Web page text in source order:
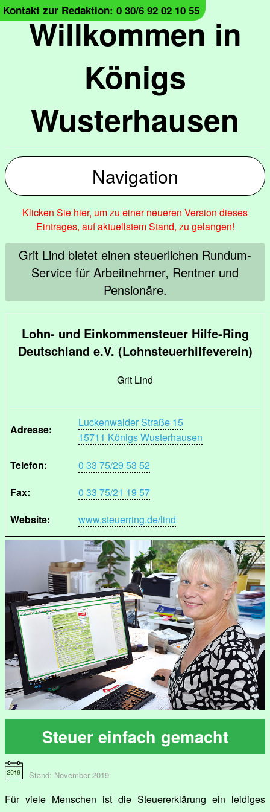
Willkommen in
Königs
Wusterhausen
Kontakt zur Redaktion: 0 30/6 92 02 10 55
Navigation
Klicken Sie hier, um zu einer neueren Version dieses
Eintrages, auf aktuellstem Stand, zu gelangen!
Grit Lind bietet einen steuerlichen Rundum-
Service für Arbeitnehmer, Rentner und
Pensionäre.
Lohn- und Einkommensteuer Hilfe-Ring
Deutschland e.V. (Lohnsteuerhilfeverein)
Grit Lind
Adresse:
Luckenwalder Straße 15
15711 Königs Wusterhausen
Telefon:
0 33 75/29 53 52
Fax:
0 33 75/21 19 57
Website:
www.steuerring.de/lind
Steuer einfach gemacht
Stand: November 2019
Für viele Menschen ist die Steuererklärung ein leidiges